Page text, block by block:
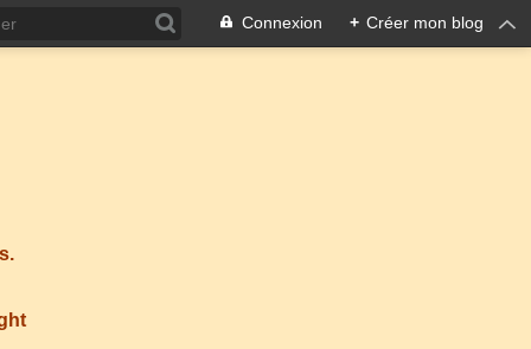
Connexion + Créer mon blog